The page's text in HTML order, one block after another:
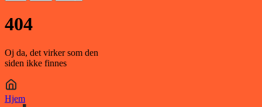
404
Oj da, det virker som den
siden ikke finnes
Hjem